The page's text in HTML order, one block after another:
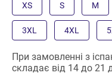
XS S M
3XL 4XL
При замовленні з
складає від 14 до 21